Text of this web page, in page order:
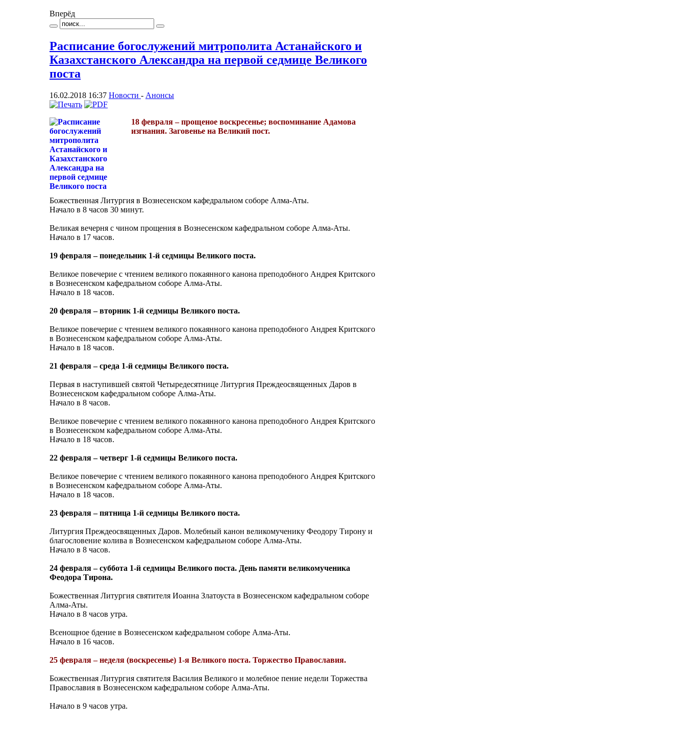
Вперёд
Расписание богослужений митрополита Астанайского и
Казахстанского Александра на первой седмице Великого
поста
16.02.2018 16:37 Новости - Анонсы
18 февраля – прощеное воскресенье; воспоминание Адамова
изгнания. Заговенье на Великий пост.
Божественная Литургия в Вознесенском кафедральном соборе Алма-Аты.
Начало в 8 часов 30 минут.
Великая вечерня с чином прощения в Вознесенском кафедральном соборе Алма-Аты.
Начало в 17 часов.
19 февраля – понедельник 1-й седмицы Великого поста.
Великое повечерие с чтением великого покаянного канона преподобного Андрея Критского
в Вознесенском кафедральном соборе Алма-Аты.
Начало в 18 часов.
20 февраля – вторник 1-й седмицы Великого поста.
Великое повечерие с чтением великого покаянного канона преподобного Андрея Критского
в Вознесенском кафедральном соборе Алма-Аты.
Начало в 18 часов.
21 февраля – среда 1-й седмицы Великого поста.
Первая в наступившей святой Четыредесятнице Литургия Преждеосвященных Даров в
Вознесенском кафедральном соборе Алма-Аты.
Начало в 8 часов.
Великое повечерие с чтением великого покаянного канона преподобного Андрея Критского
в Вознесенском кафедральном соборе Алма-Аты.
Начало в 18 часов.
22 февраля – четверг 1-й седмицы Великого поста.
Великое повечерие с чтением великого покаянного канона преподобного Андрея Критского
в Вознесенском кафедральном соборе Алма-Аты.
Начало в 18 часов.
23 февраля – пятница 1-й седмицы Великого поста.
Литургия Преждеосвященных Даров. Молебный канон великомученику Феодору Тирону и
благословение колива в Вознесенском кафедральном соборе Алма-Аты.
Начало в 8 часов.
24 февраля – суббота 1-й седмицы Великого поста. День памяти великомученика
Феодора Тирона.
Божественная Литургия святителя Иоанна Златоуста в Вознесенском кафедральном соборе
Алма-Аты.
Начало в 8 часов утра.
Всенощное бдение в Вознесенском кафедральном соборе Алма-Аты.
Начало в 16 часов.
25 февраля – неделя (воскресенье) 1-я Великого поста. Торжество Православия.
Божественная Литургия святителя Василия Великого и молебное пение недели Торжества
Православия в Вознесенском кафедральном соборе Алма-Аты.
Начало в 9 часов утра.